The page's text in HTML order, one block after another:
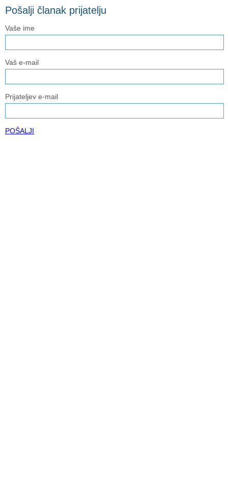
Pošalji članak prijatelju
Vaše ime
Vaš e-mail
Prijateljev e-mail
POŠALJI